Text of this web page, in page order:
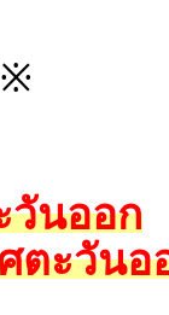
วันออก
ะวันอ